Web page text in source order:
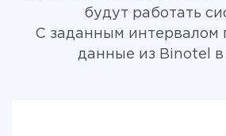
будут работать
С заданным интервалом
данные из Binotel в